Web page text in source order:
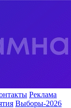
Реклама
Выборы-2026